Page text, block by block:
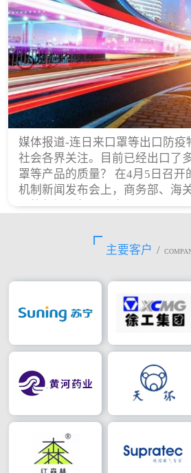
媒体报道-连日来口罩等出口防疫
社会各界关注。目前已经出口了
罩等产品的质量？ 在4月5日召开
机制新闻发布会上，商务部、海
局等部门进行了回应。
主要客户 /